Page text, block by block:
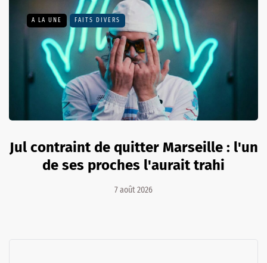
A LA UNE FAITS DIVERS
Jul contraint de quitter Marseille : l'un
de ses proches l'aurait trahi
7 août 2026